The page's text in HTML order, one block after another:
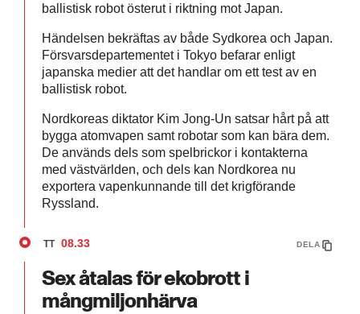
ballistisk robot österut i riktning mot Japan.
Händelsen bekräftas av både Sydkorea och Japan.
Försvarsdepartementet i Tokyo befarar enligt
japanska medier att det handlar om ett test av en
ballistisk robot.
Nordkoreas diktator Kim Jong-Un satsar hårt på att
bygga atomvapen samt robotar som kan bära dem.
De används dels som spelbrickor i kontakterna
med västvärlden, och dels kan Nordkorea nu
exportera vapenkunnande till det krigförande
Ryssland.
TT 08.33 DELA
Sex åtalas för ekobrott i
mångmiljonhärva